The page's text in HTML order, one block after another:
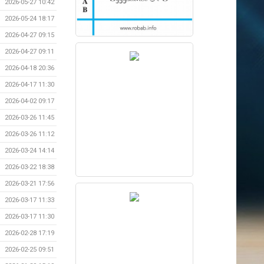
2026-05-27 10:42
2026-05-24 18:17
2026-04-27 09:15
2026-04-27 09:11
2026-04-18 20:36
2026-04-17 11:30
2026-04-02 09:17
2026-03-26 11:45
2026-03-26 11:12
2026-03-24 14:14
2026-03-22 18:38
2026-03-21 17:56
2026-03-17 11:33
2026-03-17 11:30
2026-02-28 17:19
2026-02-25 09:51